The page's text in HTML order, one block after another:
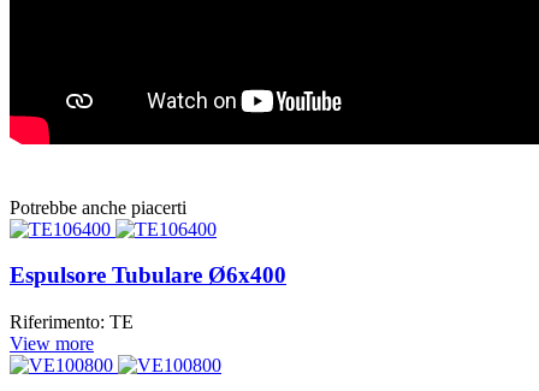
Potrebbe anche piacerti
Espulsore Tubulare Ø6x400
Riferimento: TE
View more